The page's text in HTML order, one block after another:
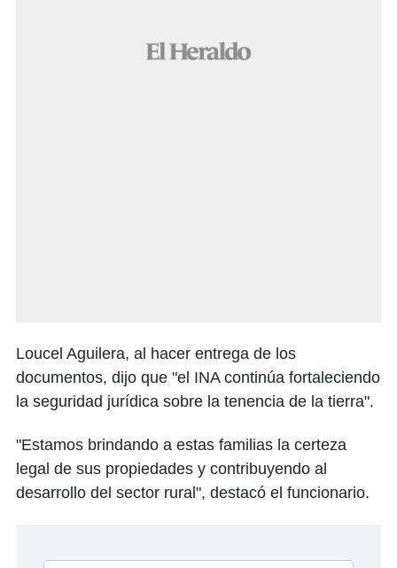
Loucel Aguilera, al hacer entrega de los
documentos, dijo que "el INA continúa fortaleciendo
la seguridad jurídica sobre la tenencia de la tierra".
"Estamos brindando a estas familias la certeza
legal de sus propiedades y contribuyendo al
desarrollo del sector rural", destacó el funcionario.